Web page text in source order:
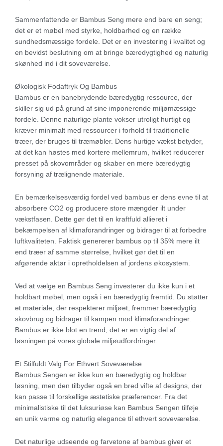
Sammenfattende er Bambus Seng mere end bare en seng;
det er et møbel med styrke, holdbarhed og en række
sundhedsmæssige fordele. Det er en investering i kvalitet og
en bevidst beslutning om at bringe bæredygtighed og naturlig
skønhed ind i dit soveværelse.
Økologisk Fodaftryk Og Bambus
Bambus er en banebrydende bæredygtig ressource, der
skiller sig ud på grund af sine imponerende miljømæssige
fordele. Denne naturlige plante vokser utroligt hurtigt og
kræver minimalt med ressourcer i forhold til traditionelle
træer, der bruges til træmøbler. Dens hurtige vækst betyder,
at det kan høstes med kortere mellemrum, hvilket reducerer
presset på skovområder og skaber en mere bæredygtig
forsyning af trælignende materiale.
En bemærkelsesværdig fordel ved bambus er dens evne til at
absorbere CO2 og producere store mængder ilt under
vækstfasen. Dette gør det til en kraftfuld allieret i
bekæmpelsen af klimaforandringer og bidrager til at forbedre
luftkvaliteten. Faktisk genererer bambus op til 35% mere ilt
end træer af samme størrelse, hvilket gør det til en
afgørende aktør i opretholdelsen af jordens økosystem.
Ved at vælge en Bambus Seng investerer du ikke kun i et
holdbart møbel, men også i en bæredygtig fremtid. Du støtter
et materiale, der respekterer miljøet, fremmer bæredygtig
skovbrug og bidrager til kampen mod klimaforandringer.
Bambus er ikke blot en trend; det er en vigtig del af
løsningen på vores globale miljøudfordringer.
Et Stilfuldt Valg For Ethvert Soveværelse
Bambus Sengen er ikke kun en bæredygtig og holdbar
løsning, men den tilbyder også en bred vifte af designs, der
kan passe til forskellige æstetiske præferencer. Fra det
minimalistiske til det luksuriøse kan Bambus Sengen tilføje
en unik varme og naturlig elegance til ethvert soveværelse.
Det naturlige udseende og farvetone af bambus giver et